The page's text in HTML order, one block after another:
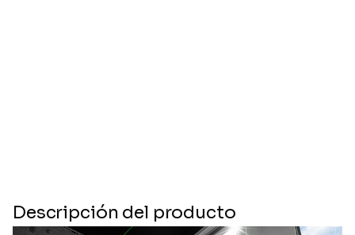
Descripción del producto